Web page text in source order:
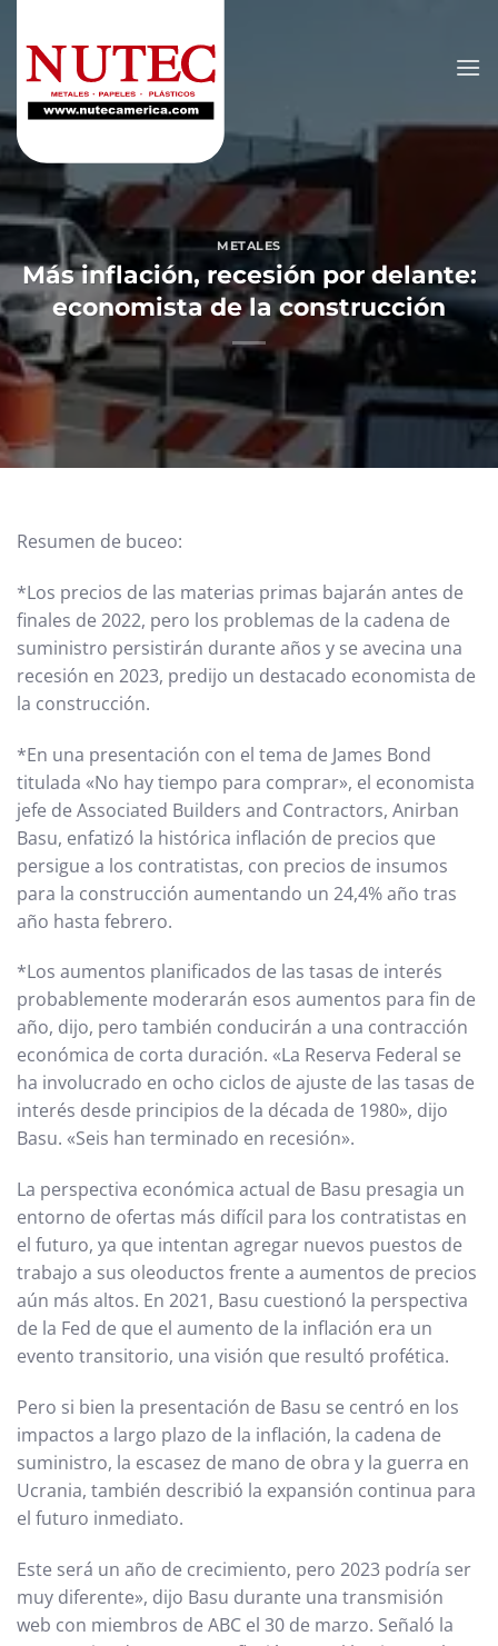
contenido
METALES
Más inflación, recesión por delante:
economista de la construcción
Resumen de buceo:
*Los precios de las materias primas bajarán antes de
finales de 2022, pero los problemas de la cadena de
suministro persistirán durante años y se avecina una
recesión en 2023, predijo un destacado economista de
la construcción.
*En una presentación con el tema de James Bond
titulada «No hay tiempo para comprar», el economista
jefe de Associated Builders and Contractors, Anirban
Basu, enfatizó la histórica inflación de precios que
persigue a los contratistas, con precios de insumos
para la construcción aumentando un 24,4% año tras
año hasta febrero.
*Los aumentos planificados de las tasas de interés
probablemente moderarán esos aumentos para fin de
año, dijo, pero también conducirán a una contracción
económica de corta duración. «La Reserva Federal se
ha involucrado en ocho ciclos de ajuste de las tasas de
interés desde principios de la década de 1980», dijo
Basu. «Seis han terminado en recesión».
La perspectiva económica actual de Basu presagia un
entorno de ofertas más difícil para los contratistas en
el futuro, ya que intentan agregar nuevos puestos de
trabajo a sus oleoductos frente a aumentos de precios
aún más altos. En 2021, Basu cuestionó la perspectiva
de la Fed de que el aumento de la inflación era un
evento transitorio, una visión que resultó profética.
Pero si bien la presentación de Basu se centró en los
impactos a largo plazo de la inflación, la cadena de
suministro, la escasez de mano de obra y la guerra en
Ucrania, también describió la expansión continua para
el futuro inmediato.
Este será un año de crecimiento, pero 2023 podría ser
muy diferente», dijo Basu durante una transmisión
web con miembros de ABC el 30 de marzo. Señaló la